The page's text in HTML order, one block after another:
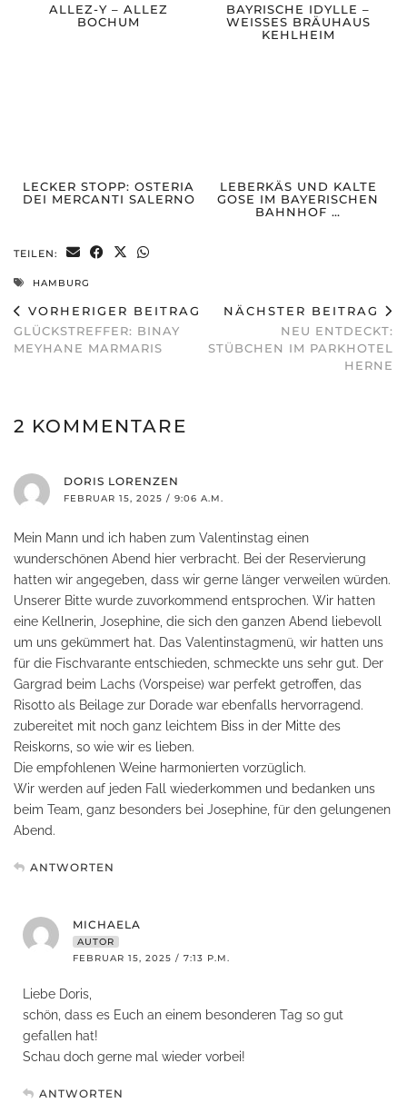
ALLEZ-Y – ALLEZ
BOCHUM
BAYRISCHE IDYLLE –
WEISSES BRÄUHAUS
KEHLHEIM
LECKER STOPP: OSTERIA
DEI MERCANTI SALERNO
LEBERKÄS UND KALTE
GOSE IM BAYERISCHEN
BAHNHOF …
TEILEN:
HAMBURG
VORHERIGER BEITRAG
GLÜCKSTREFFER: BINAY
MEYHANE MARMARIS
NÄCHSTER BEITRAG
NEU ENTDECKT:
STÜBCHEN IM PARKHOTEL
HERNE
2 KOMMENTARE
DORIS LORENZEN
FEBRUAR 15, 2025 / 9:06 A.M.
Mein Mann und ich haben zum Valentinstag einen
wunderschönen Abend hier verbracht. Bei der Reservierung
hatten wir angegeben, dass wir gerne länger verweilen würden.
Unserer Bitte wurde zuvorkommend entsprochen. Wir hatten
eine Kellnerin, Josephine, die sich den ganzen Abend liebevoll
um uns gekümmert hat. Das Valentinstagmenü, wir hatten uns
für die Fischvarante entschieden, schmeckte uns sehr gut. Der
Gargrad beim Lachs (Vorspeise) war perfekt getroffen, das
Risotto als Beilage zur Dorade war ebenfalls hervorragend.
zubereitet mit noch ganz leichtem Biss in der Mitte des
Reiskorns, so wie wir es lieben.
Die empfohlenen Weine harmonierten vorzüglich.
Wir werden auf jeden Fall wiederkommen und bedanken uns
beim Team, ganz besonders bei Josephine, für den gelungenen
Abend.
ANTWORTEN
MICHAELA
AUTOR
FEBRUAR 15, 2025 / 7:13 P.M.
Liebe Doris,
schön, dass es Euch an einem besonderen Tag so gut
gefallen hat!
Schau doch gerne mal wieder vorbei!
ANTWORTEN